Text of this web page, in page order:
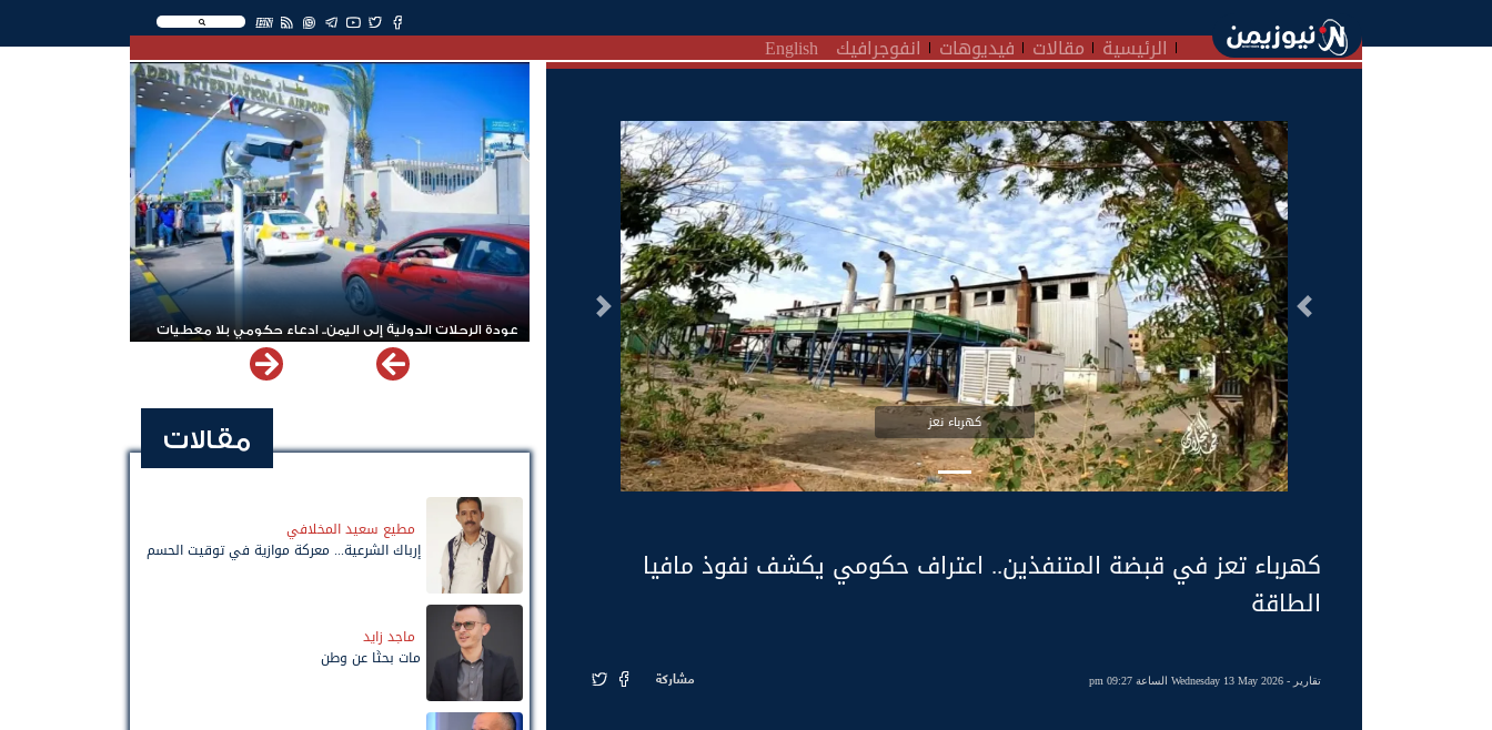
EN
الرئيسية مقالات فيديوهات انفوجرافيك English
كهرباء نعز
السابق التالى
كهرباء تعز في قبضة المتنفذين.. اعتراف حكومي يكشف نفوذ مافيا
الطاقة
تقارير - Wednesday 13 May 2026 الساعة 09:27 pm مشاركة
عودة الرحلات الدولية إلى اليمن.. ادعاء حكومي بلا معطيات
مقالات
مطيع سعيد المخلافي
إرباك الشرعية... معركة موازية في توقيت الحسم
ماجد زايد
مات بحثًا عن وطن